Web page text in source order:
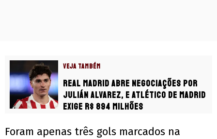
VEJA TAMBÉM
Real Madrid abre negociações por
Julián Alvarez, e Atlético de Madrid
exige R$ 894 milhões
Foram apenas três gols marcados na